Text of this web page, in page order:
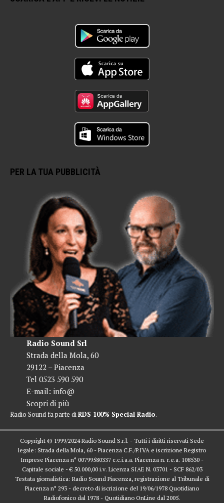
PER LA TUA PUBBLICITÀ
Radio Sound Srl
Strada della Mola, 60
29122 – Piacenza
Tel 0523 590 590
E-mail: info@
Scopri di più
Radio Sound fa parte diRDS 100% Special Radio.
Copyright © 1999/2024 Radio Sound S.r.l. - Tutti i diritti riservati Sede
legale: Strada della Mola, 60 - Piacenza C.F./P.IVA e iscrizione Registro
Imprese Piacenza n° 00799580337 c.c.i.a.a. Piacenza n. r.e.a. 108530 -
Capitale sociale - € 50.000,00 i.v. Licenza SIAE N. 03701 - SCF 862/03
Testata giornalistica: Radio Sound Piacenza, registrazione al Tribunale di
Piacenza n° 293 - decreto di iscrizione del 19/06/1978 Quotidiano
Radiofonico dal 1978 - Quotidiano OnLine dal 2005.